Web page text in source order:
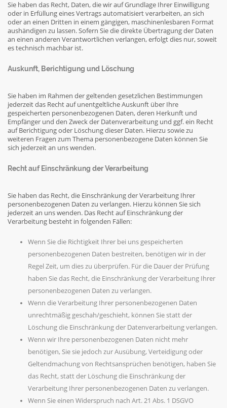
Sie haben das Recht, Daten, die wir auf Grundlage Ihrer Einwilligung
oder in Erfüllung eines Vertrags automatisiert verarbeiten, an sich
oder an einen Dritten in einem gängigen, maschinenlesbaren Format
aushändigen zu lassen. Sofern Sie die direkte Übertragung der Daten
an einen anderen Verantwortlichen verlangen, erfolgt dies nur, soweit
es technisch machbar ist.
Auskunft, Berichtigung und Löschung
Sie haben im Rahmen der geltenden gesetzlichen Bestimmungen
jederzeit das Recht auf unentgeltliche Auskunft über Ihre
gespeicherten personenbezogenen Daten, deren Herkunft und
Empfänger und den Zweck der Datenverarbeitung und ggf. ein Recht
auf Berichtigung oder Löschung dieser Daten. Hierzu sowie zu
weiteren Fragen zum Thema personenbezogene Daten können Sie
sich jederzeit an uns wenden.
Recht auf Einschränkung der Verarbeitung
Sie haben das Recht, die Einschränkung der Verarbeitung Ihrer
personenbezogenen Daten zu verlangen. Hierzu können Sie sich
jederzeit an uns wenden. Das Recht auf Einschränkung der
Verarbeitung besteht in folgenden Fällen:
Wenn Sie die Richtigkeit Ihrer bei uns gespeicherten
personenbezogenen Daten bestreiten, benötigen wir in der
Regel Zeit, um dies zu überprüfen. Für die Dauer der Prüfung
haben Sie das Recht, die Einschränkung der Verarbeitung Ihrer
personenbezogenen Daten zu verlangen.
Wenn die Verarbeitung Ihrer personenbezogenen Daten
unrechtmäßig geschah/geschieht, können Sie statt der
Löschung die Einschränkung der Datenverarbeitung verlangen.
Wenn wir Ihre personenbezogenen Daten nicht mehr
benötigen, Sie sie jedoch zur Ausübung, Verteidigung oder
Geltendmachung von Rechtsansprüchen benötigen, haben Sie
das Recht, statt der Löschung die Einschränkung der
Verarbeitung Ihrer personenbezogenen Daten zu verlangen.
Wenn Sie einen Widerspruch nach Art. 21 Abs. 1 DSGVO